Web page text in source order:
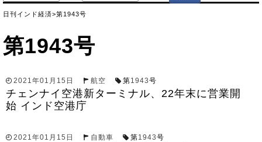
日刊インド経済>第1943号
第1943号
2021年01月15日 航空 第1943号
チェンナイ空港新ターミナル、22年末に営業開
始 インド空港庁
2021年01月15日 自動車 第1943号